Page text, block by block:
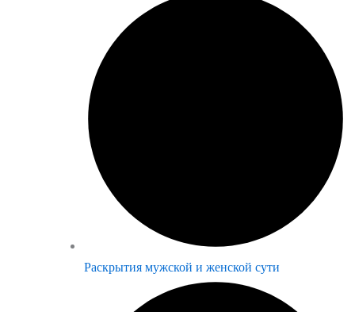
Раскрытия мужской и женской сути